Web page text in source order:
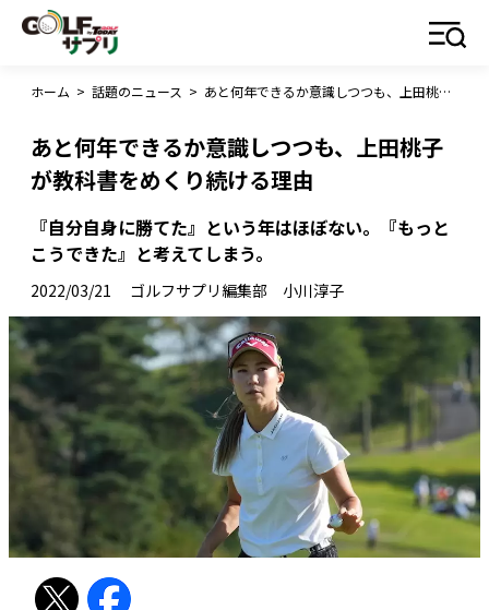
ホーム > 話題のニュース > あと何年できるか意識しつつも、上田桃子が教科書をめくり続ける理由
あと何年できるか意識しつつも、上田桃子
が教科書をめくり続ける理由
『自分自身に勝てた』という年はほぼない。『もっと
こうできた』と考えてしまう。
2022/03/21 ゴルフサプリ編集部 小川淳子